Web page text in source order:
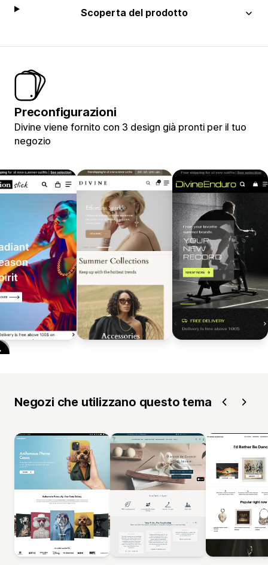
Scoperta del prodotto
Preconfigurazioni
Divine viene fornito con 3 design già pronti per il tuo
negozio
Negozi che utilizzano questo tema